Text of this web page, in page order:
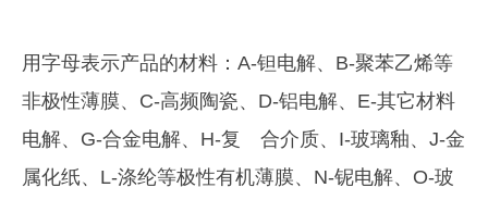
用字母表示产品的材料：A-钽电解、B-聚苯乙烯等
非极性薄膜、C-高频陶瓷、D-铝电解、E-其它材料
电解、G-合金电解、H-复 合介质、I-玻璃釉、J-金
属化纸、L-涤纶等极性有机薄膜、N-铌电解、O-玻